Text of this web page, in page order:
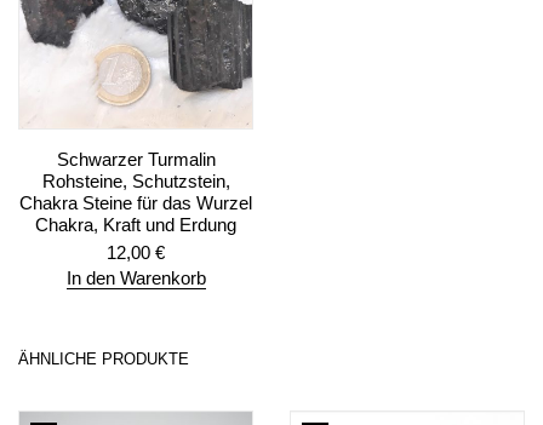
Schwarzer Turmalin
Rohsteine, Schutzstein,
Chakra Steine für das Wurzel
Chakra, Kraft und Erdung
12,00 €
In den Warenkorb
ÄHNLICHE PRODUKTE